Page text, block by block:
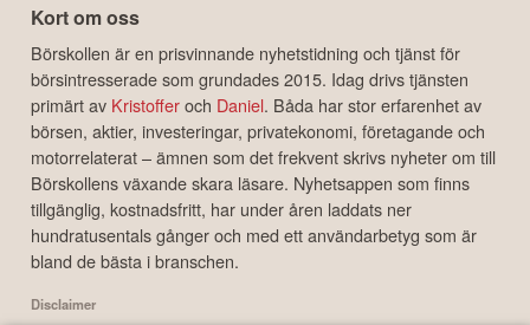
Kort om oss
Börskollen är en prisvinnande nyhetstidning och tjänst för
börsintresserade som grundades 2015. Idag drivs tjänsten
primärt av Kristofferoch Daniel. Båda har stor erfarenhet av
börsen, aktier, investeringar, privatekonomi, företagande och
motorrelaterat – ämnen som det frekvent skrivs nyheter om till
Börskollens växande skara läsare. Nyhetsappen som finns
tillgänglig, kostnadsfritt, har under åren laddats ner
hundratusentals gånger och med ett användarbetyg som är
bland de bästa i branschen.
Disclaimer